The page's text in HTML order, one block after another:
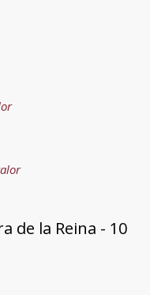
de la Reina - 10